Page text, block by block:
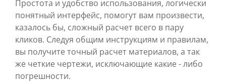
Простота и удобство использования, логически
понятный интерфейс, помогут вам произвести,
казалось бы, сложный расчет всего в пару
кликов. Следуя общим инструкциям и правилам,
вы получите точный расчет материалов, а так
же четкие чертежи, исключающие какие - либо
погрешности.